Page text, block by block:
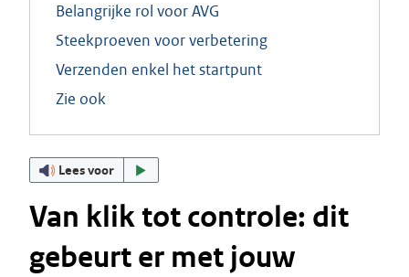
Belangrijke rol voor AVG
Steekproeven voor verbetering
Verzenden enkel het startpunt
Zie ook
Lees voor
Van klik tot controle: dit
gebeurt er met jouw